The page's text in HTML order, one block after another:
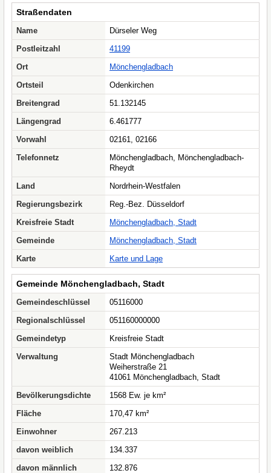
Straßendaten
Name
Dürseler Weg
Postleitzahl
41199
Ort
Mönchengladbach
Ortsteil
Odenkirchen
Breitengrad
51.132145
Längengrad
6.461777
Vorwahl
02161, 02166
Telefonnetz
Mönchengladbach, Mönchengladbach-
Rheydt
Land
Nordrhein-Westfalen
Regierungsbezirk
Reg.-Bez. Düsseldorf
Kreisfreie Stadt
Mönchengladbach, Stadt
Gemeinde
Mönchengladbach, Stadt
Karte
Karte und Lage
Gemeinde Mönchengladbach, Stadt
Gemeindeschlüssel
05116000
Regionalschlüssel
051160000000
Gemeindetyp
Kreisfreie Stadt
Verwaltung
Stadt Mönchengladbach
Weiherstraße 21
41061 Mönchengladbach, Stadt
Bevölkerungsdichte
1568 Ew. je km²
Fläche
170,47 km²
Einwohner
267.213
davon weiblich
134.337
davon männlich
132.876